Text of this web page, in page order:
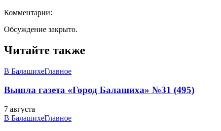
Комментарии:
Обсуждение закрыто.
Читайте также
В БалашихеГлавное
Вышла газета «Город Балашиха» №31 (495)
7 августа
В БалашихеГлавное